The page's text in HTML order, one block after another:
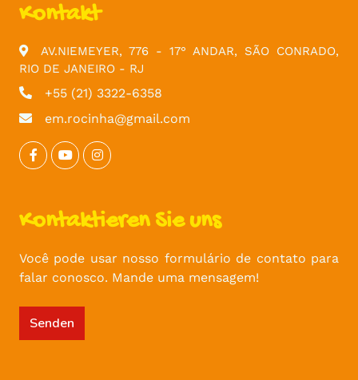
Kontakt
AV.NIEMEYER, 776 - 17° ANDAR, SÃO CONRADO,
RIO DE JANEIRO - RJ
+55 (21) 3322-6358
em.rocinha@gmail.com
Kontaktieren Sie uns
Você pode usar nosso formulário de contato para
falar conosco. Mande uma mensagem!
Senden